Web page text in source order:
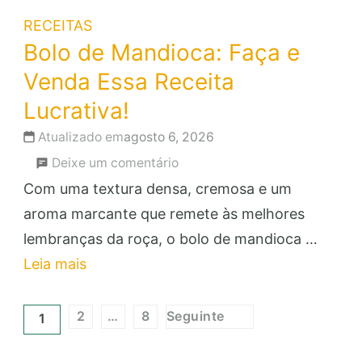
RECEITAS
Bolo de Mandioca: Faça e
Venda Essa Receita
Lucrativa!
Atualizado emagosto 6, 2026
Deixe um comentárioem
Bolo
de
Mandioca:
Venda
Com uma textura densa, cremosa e um
aroma marcante que remete às melhores
lembranças da roça, o bolo de mandioca …
Leia mais
Paginação
de
1 2 …
Página
8 Seguinte